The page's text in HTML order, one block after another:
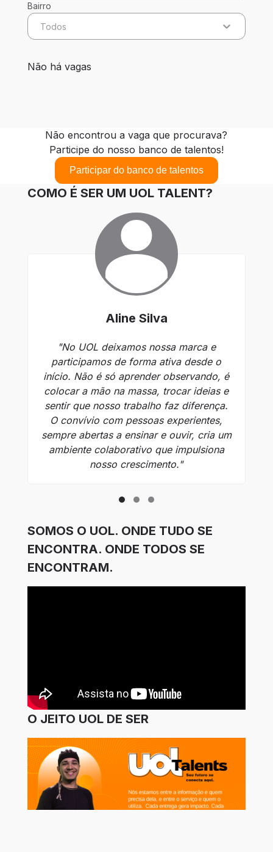
Bairro
Todos
0 vagas encontradas para 0 filtros aplicados
Não há vagas
Não encontrou a vaga que procurava?
Participe do nosso banco de talentos!
Participar do banco de talentos
COMO É SER UM UOL TALENT?
Aline Silva
"No UOL deixamos nossa marca e
participamos de forma ativa desde o
início. Não é só aprender observando, é
colocar a mão na massa, trocar ideias e
sentir que nosso trabalho faz diferença.
O convívio com pessoas experientes,
sempre abertas a ensinar e ouvir, cria um
ambiente colaborativo que impulsiona
nosso crescimento."
SOMOS O UOL. ONDE TUDO SE
ENCONTRA. ONDE TODOS SE
ENCONTRAM.
O JEITO UOL DE SER